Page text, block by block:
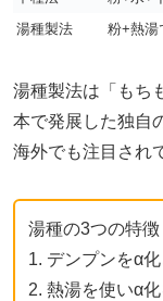
湯種製法
粉+熱湯
湯種製法は「もち
本で発展した独自
海外でも注目され
湯種の3つの特徴
1. デンプンをα
2. 熱湯を使いα